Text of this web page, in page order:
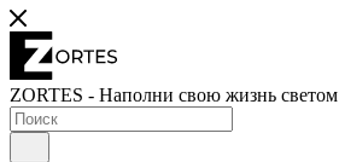
ZORTES - Наполни свою жизнь светом